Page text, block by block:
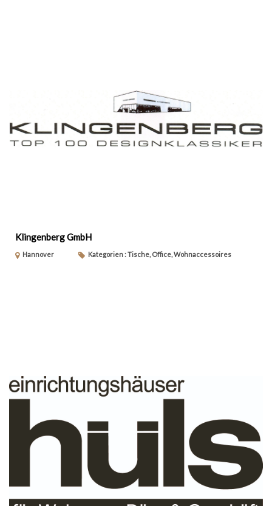
Klingenberg GmbH
Hannover Kategorien : Tische, Office, Wohnaccessoires